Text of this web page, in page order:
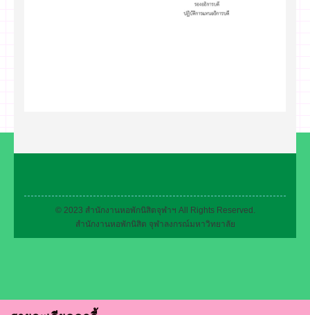
© 2023 สำนักงานหอพักนิสิตจุฬาฯ All Rights Reserved.
สำนักงานหอพักนิสิต จุฬาลงกรณ์มหาวิทยาลัย